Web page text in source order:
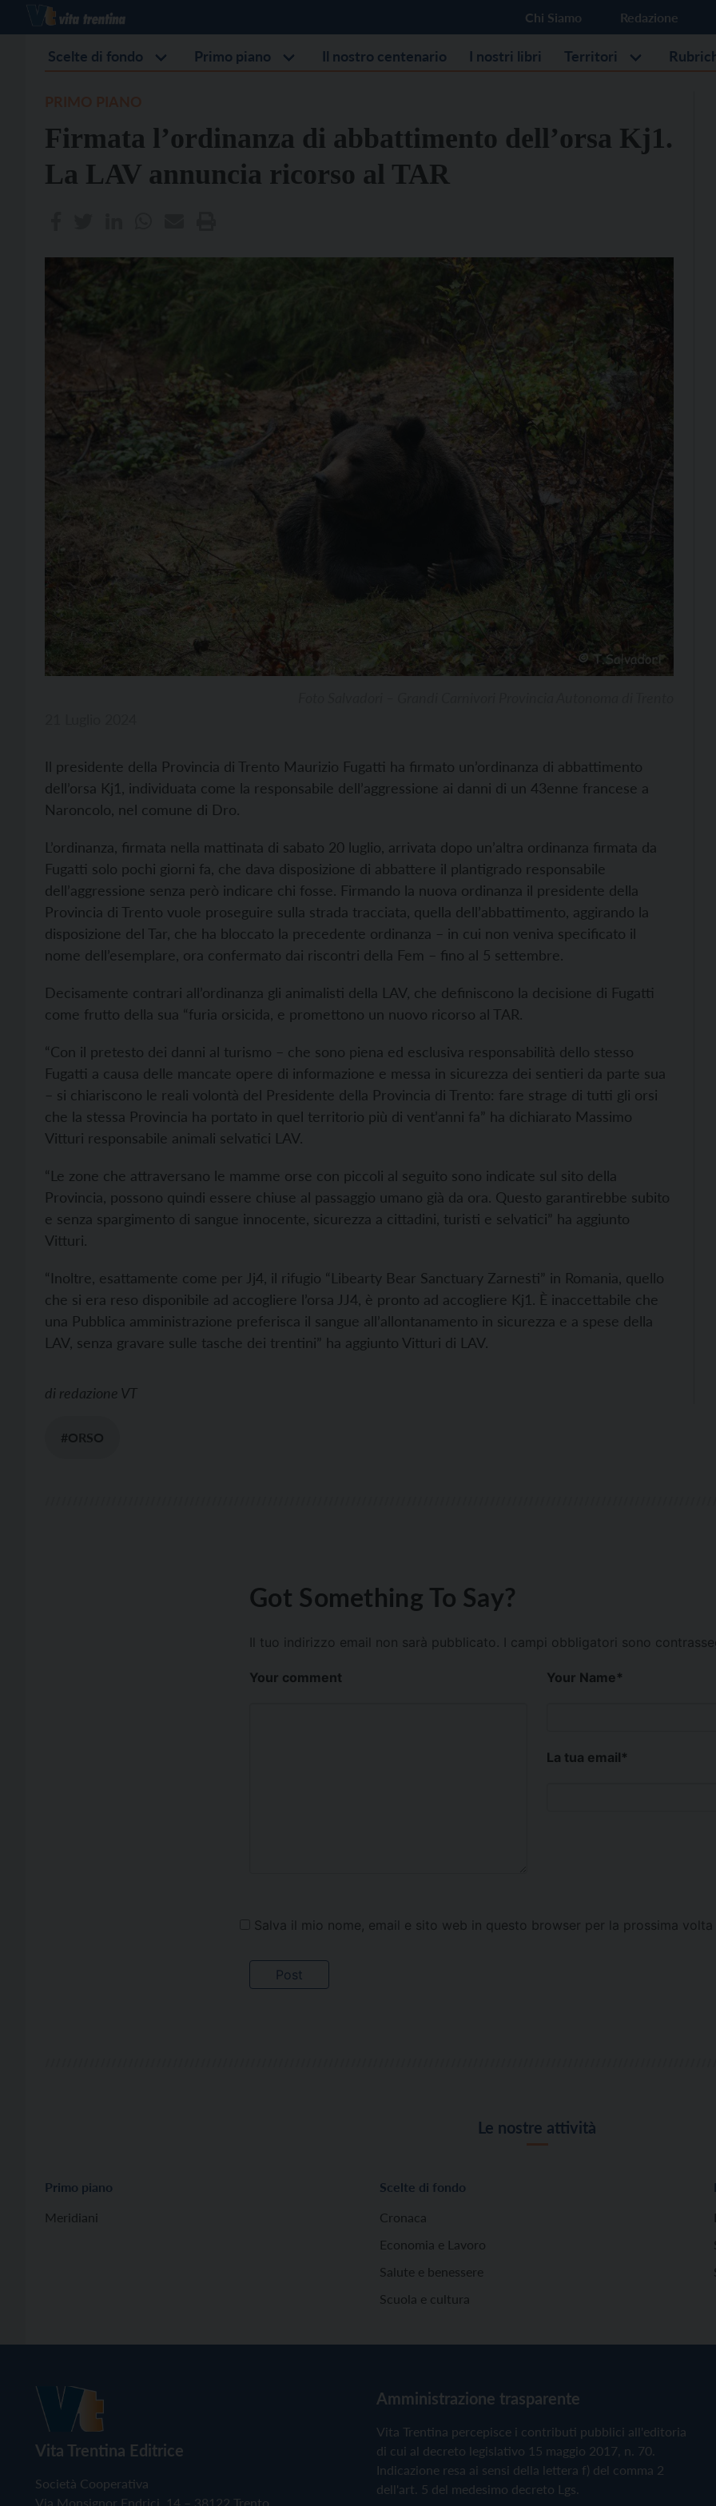
Chi Siamo Redazione
Scelte di fondo Primo piano Il nostro centenario I nostri libri Territori
Firmata l’ordinanza di abbattimento dell’orsa Kj1.
La LAV annuncia ricorso al TAR
Il presidente della Provincia di Trento Maurizio Fugatti ha firmato un’ordinanza di abbattimento
dell’orsa Kj1, individuata come la responsabile dell’aggressione ai danni di un 43enne francese a
Naroncolo, nel comune di Dro.
L’ordinanza, firmata nella mattinata di sabato 20 luglio, arrivata dopo un’altra ordinanza firmata da
Fugatti solo pochi giorni fa, che dava disposizione di abbattere il plantigrado responsabile
dell’aggressione senza però indicare chi fosse. Firmando la nuova ordinanza il presidente della
Provincia di Trento vuole proseguire sulla strada tracciata, quella dell’abbattimento, aggirando la
disposizione del Tar, che ha bloccato la precedente ordinanza – in cui non veniva specificato il
nome dell’esemplare, ora confermato dai riscontri della Fem – fino al 5 settembre.
Decisamente contrari all’ordinanza gli animalisti della LAV, che definiscono la decisione di Fugatti
come frutto della sua “furia orsicida, e promettono un nuovo ricorso al TAR.
“Con il pretesto dei danni al turismo – che sono piena ed esclusiva responsabilità dello stesso
Fugatti a causa delle mancate opere di informazione e messa in sicurezza dei sentieri da parte sua
– si chiariscono le reali volontà del Presidente della Provincia di Trento: fare strage di tutti gli orsi
che la stessa Provincia ha portato in quel territorio più di vent’anni fa” ha dichiarato Massimo
Vitturi responsabile animali selvatici LAV.
“Le zone che attraversano le mamme orse con piccoli al seguito sono indicate sul sito della
Provincia, possono quindi essere chiuse al passaggio umano già da ora. Questo garantirebbe subito
e senza spargimento di sangue innocente, sicurezza a cittadini, turisti e selvatici” ha aggiunto
Vitturi.
“Inoltre, esattamente come per Jj4, il rifugio “Libearty Bear Sanctuary Zarnesti” in Romania, quello
che si era reso disponibile ad accogliere l’orsa JJ4, è pronto ad accogliere Kj1. È inaccettabile che
una Pubblica amministrazione preferisca il sangue all’allontanamento in sicurezza e a spese della
LAV, senza gravare sulle tasche dei trentini” ha aggiunto Vitturi di LAV.
di redazione VT
#ORSO
Got Something To Say?
Il tuo indirizzo email non sarà pubblicato. I campi obbligatori sono
Your comment Your Name*
La tua email*
Salva il mio nome, email e sito web in questo browser per la prossima
Le nostre attività
Primo piano
Meridiani
Scelte di fondo
Cronaca
Economia e Lavoro
Salute e benessere
Scuola e cultura
Vita Trentina Editrice
Società Cooperativa
Via Monsignor Endrici, 14 – 38122 Trento
Amministrazione trasparente
Vita Trentina percepisce i contributi pubblici all'editoria
di cui al decreto legislativo 15 maggio 2017, n. 70.
Indicazione resa ai sensi della lettera f) del comma 2
dell'art. 5 del medesimo decreto Lgs.